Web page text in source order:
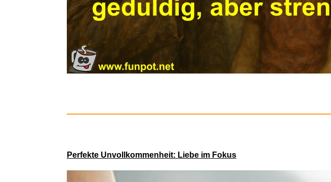
Perfekte Unvollkommenheit: Liebe im Fokus